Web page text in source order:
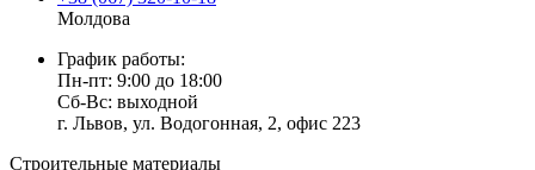
Молдова
График работы:
Пн-пт: 9:00 до 18:00
Сб-Вс: выходной
г. Львов, ул. Водогонная, 2, офис 223
Строительные материалы